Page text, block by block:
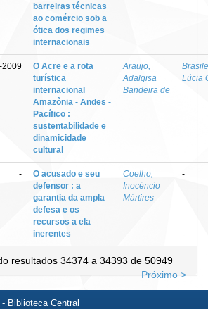
barreiras técnicas
ao comércio sob a
ótica dos regimes
internacionais
2009
O Acre e a rota
turística
internacional
Amazônia - Andes -
Pacífico :
sustentabilidade e
dinamicidade
cultural
Araujo,
Adalgisa
Bandeira de
Lúcia
-
O acusado e seu
defensor : a
garantia da ampla
defesa e os
recursos a ela
inerentes
Coelho,
Inocêncio
Mártires
-
resultados 34374 a 34393 de 50949
Próximo >
Biblioteca Central